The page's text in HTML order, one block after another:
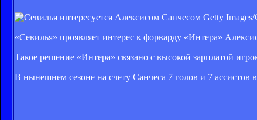
Getty
«Севилья» проявляет интерес к форварду «Интера»
Такое решение «Интера» связано с высокой зарплатой
В нынешнем сезоне на счету Санчеса 7 голов и 7